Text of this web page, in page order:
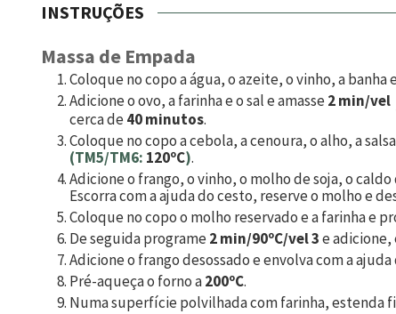
INSTRUÇÕES
Massa de Empada
Coloque no copo a água, o azeite, o vinho, a banha
Adicione o ovo, a farinha e o sal e amasse2 min/vel
cerca de40 minutos.
Coloque no copo a cebola, a cenoura, o alho, a
(TM5/TM6: 120ºC).
Adicione o frango, o vinho, o molho de soja, o
Escorra com a ajuda do cesto, reserve o molho e
Coloque no copo o molho reservado e a farinha e
De seguida programe2 min/90ºC/vel 3e adicione,
Adicione o frango desossado e envolva com a
Pré-aqueça o forno a200ºC.
Numa superfície polvilhada com farinha, estenda